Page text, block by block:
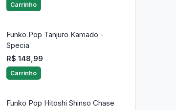
Carrinho
Funko Pop Tanjuro Kamado -
Specia
R$ 148,99
Carrinho
Funko Pop Hitoshi Shinso Chase